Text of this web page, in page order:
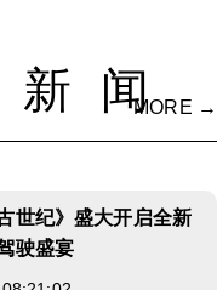
新闻
MORE →
世纪》盛大开启全新
驶盛宴